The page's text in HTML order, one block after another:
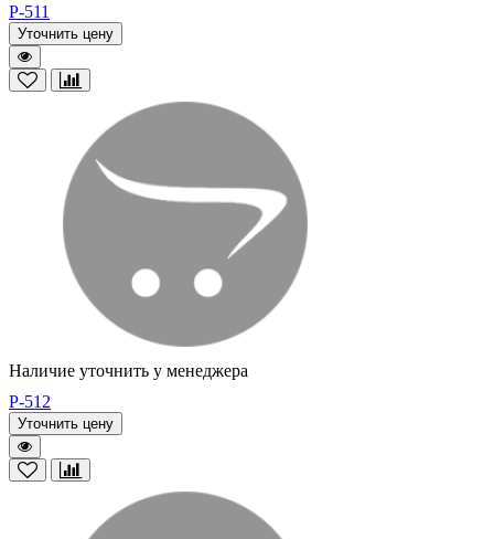
P-511
Уточнить цену
Наличие уточнить у менеджера
P-512
Уточнить цену